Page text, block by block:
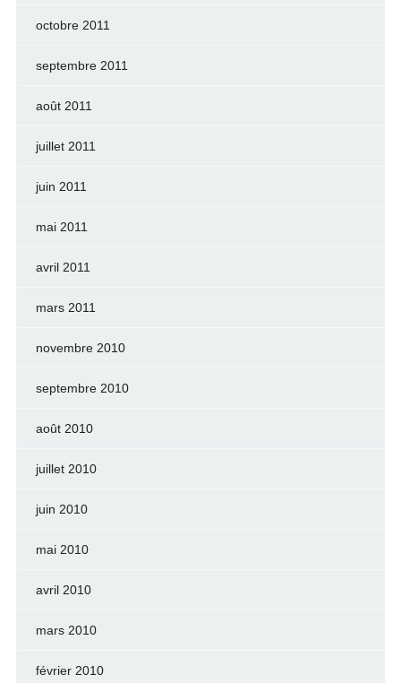
octobre 2011
septembre 2011
août 2011
juillet 2011
juin 2011
mai 2011
avril 2011
mars 2011
novembre 2010
septembre 2010
août 2010
juillet 2010
juin 2010
mai 2010
avril 2010
mars 2010
février 2010